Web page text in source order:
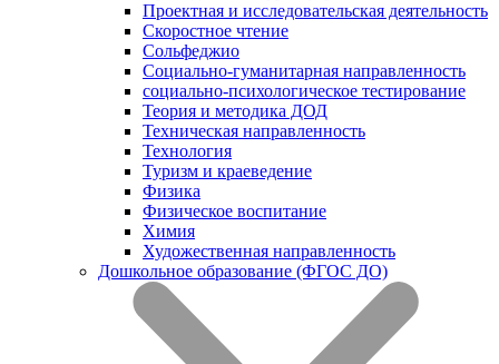
Проектная и исследовательская деятельность
Скоростное чтение
Сольфеджио
Социально-гуманитарная направленность
социально-психологическое тестирование
Теория и методика ДОД
Техническая направленность
Технология
Туризм и краеведение
Физика
Физическое воспитание
Химия
Художественная направленность
Дошкольное образование (ФГОС ДО)